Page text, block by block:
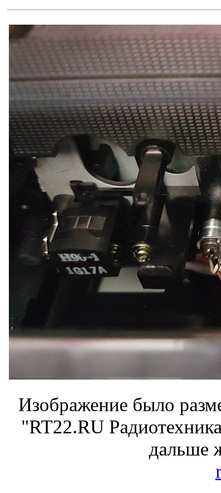
Изображение было
"RT22.RU
дальше